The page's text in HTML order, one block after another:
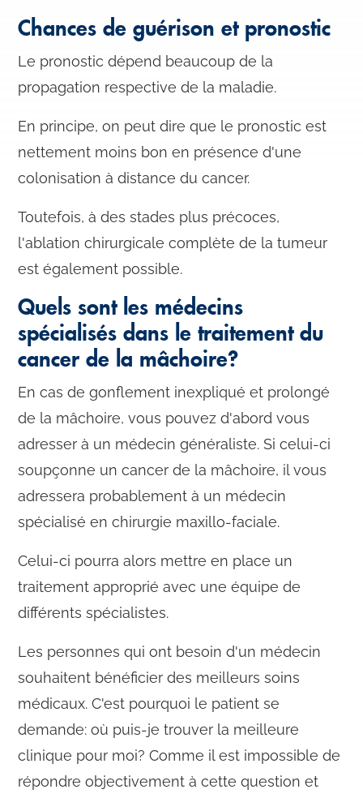
Chances de guérison et pronostic
Le pronostic dépend beaucoup de la
propagation respective de la maladie.
En principe, on peut dire que le pronostic est
nettement moins bon en présence d'une
colonisation à distance du cancer.
Toutefois, à des stades plus précoces,
l'ablation chirurgicale complète de la tumeur
est également possible.
Quels sont les médecins
spécialisés dans le traitement du
cancer de la mâchoire?
En cas de gonflement inexpliqué et prolongé
de la mâchoire, vous pouvez d'abord vous
adresser à un médecin généraliste. Si celui-ci
soupçonne un cancer de la mâchoire, il vous
adressera probablement à un médecin
spécialisé en chirurgie maxillo-faciale.
Celui-ci pourra alors mettre en place un
traitement approprié avec une équipe de
différents spécialistes.
Les personnes qui ont besoin d'un médecin
souhaitent bénéficier des meilleurs soins
médicaux. C'est pourquoi le patient se
demande: où puis-je trouver la meilleure
clinique pour moi? Comme il est impossible de
répondre objectivement à cette question et